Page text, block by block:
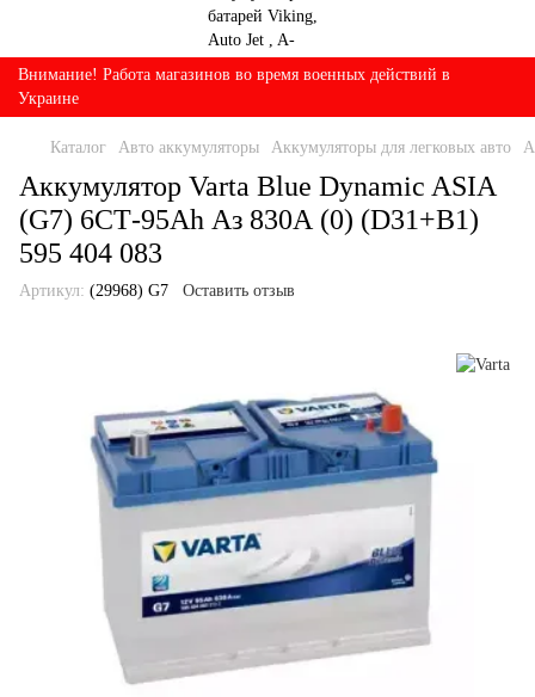
Внимание! Работа магазинов во время военных действий в
Украине
Каталог Авто аккумуляторы Аккумуляторы для легковых авто
Аккумулятор Varta Blue Dynamic ASIА
(G7) 6СТ-95Ah Аз 830А (0) (D31+B1)
595 404 083
Артикул: (29968) G7 Оставить отзыв